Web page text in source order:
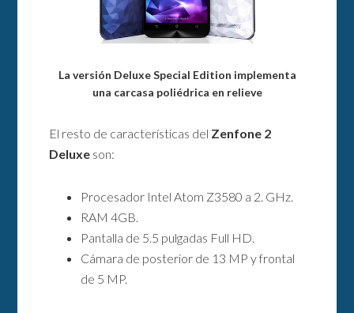
La versión Deluxe Special Edition implementa
una carcasa poliédrica en relieve
El resto de características del Zenfone 2
Deluxe son:
Procesador Intel Atom Z3580 a 2. GHz.
RAM 4GB.
Pantalla de 5.5 pulgadas Full HD.
Cámara de posterior de 13 MP y frontal
de 5 MP.